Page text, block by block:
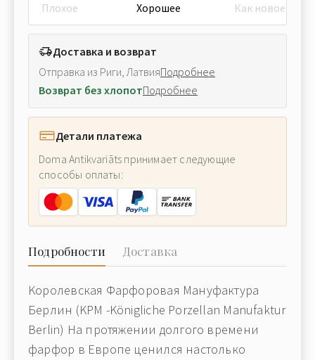
Плохое Хорошее Как новое
Доставка и возврат
Отправка из Риги, ЛатвияПодробнее
Возврат без хлопотПодробнее
Детали платежа
Doma Antikvariāts принимает следующие
способы оплаты:
Подробности Доставка
Kоролевская Фарфоровая Мануфактура
Берлин (KPM -Königliche Porzellan Manufaktur
Berlin) На протяжении долгого времени
фарфор в Европе ценился настолько